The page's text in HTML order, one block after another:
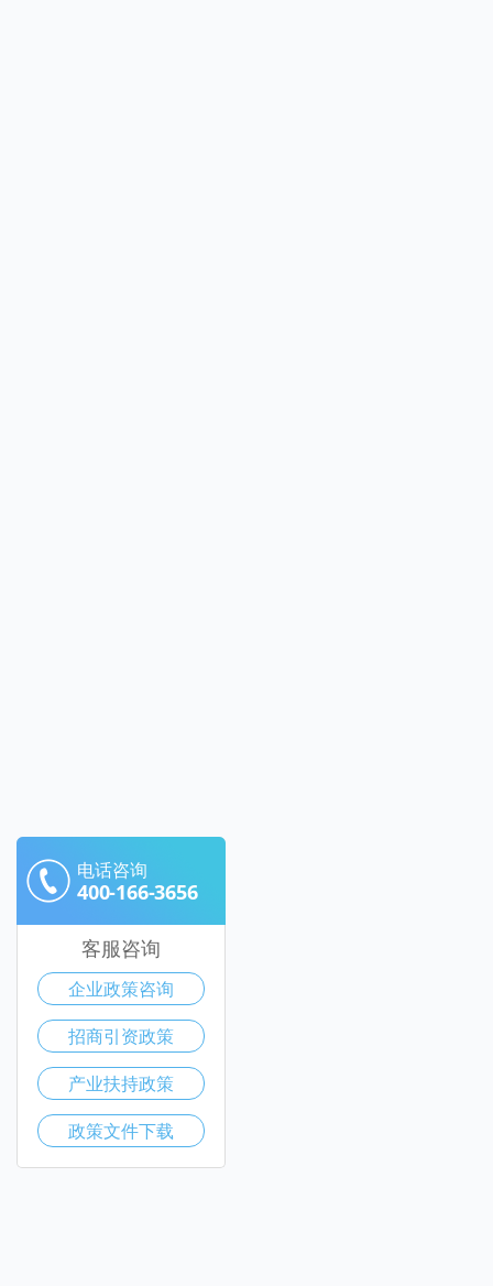
电话咨询
400-166-3656
客服咨询
企业政策咨询
招商引资政策
产业扶持政策
政策文件下载